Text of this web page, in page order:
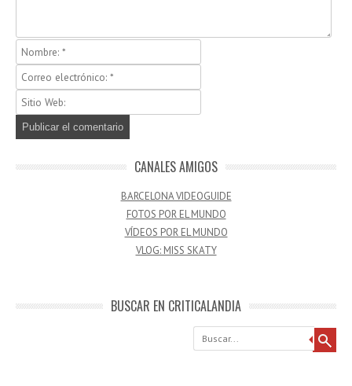
CANALES AMIGOS
BARCELONA VIDEOGUIDE
FOTOS POR EL MUNDO
VÍDEOS POR EL MUNDO
VLOG: MISS SKATY
BUSCAR EN CRITICALANDIA
Buscar